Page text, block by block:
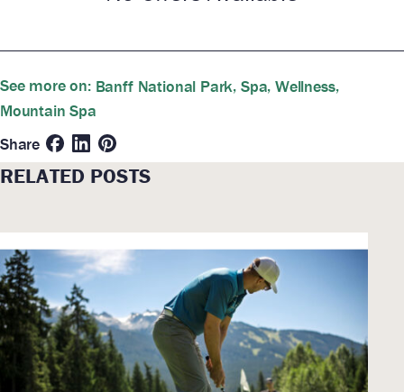
See more on: Banff National Park, Spa,Wellness,
Mountain Spa
Share
RELATED POSTS